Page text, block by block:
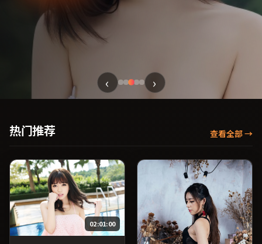
‹ ›
热门推荐 查看全部→
02:01:00